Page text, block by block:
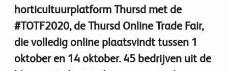
horticultuurplatform Thursd met de
#TOTF2020, de Thursd Online Trade Fair,
die volledig online plaatsvindt tussen 1
oktober en 14 oktober. 45 bedrijven uit de